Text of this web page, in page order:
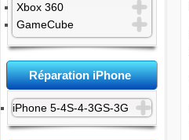
Xbox 360
GameCube
Réparation iPhone
iPhone 5-4S-4-3GS-3G